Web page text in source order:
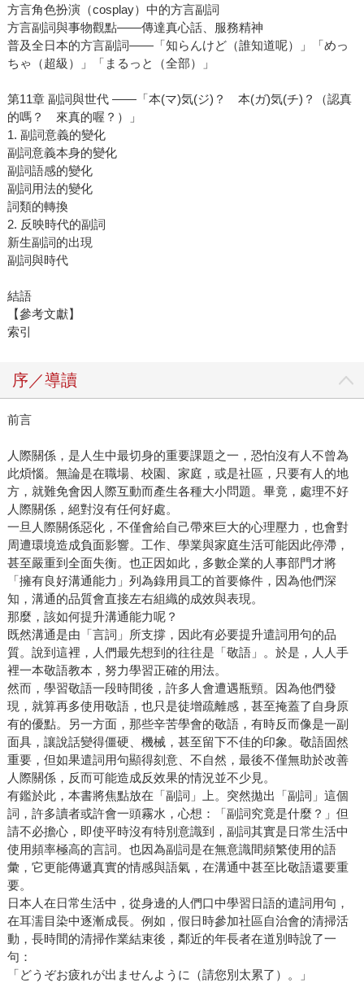
方言角色扮演（cosplay）中的方言副詞
方言副詞與事物觀點――傳達真心話、服務精神
普及全日本的方言副詞――「知らんけど（誰知道呢）」「めっ
ちゃ（超級）」「まるっと（全部）」
第11章 副詞與世代 ――「本(マ)気(ジ)？ 本(ガ)気(チ)？（認真
的嗎？ 來真的喔？）」
1. 副詞意義的變化
副詞意義本身的變化
副詞語感的變化
副詞用法的變化
詞類的轉換
2. 反映時代的副詞
新生副詞的出現
副詞與時代
結語
【參考文獻】
索引
序／導讀
前言
人際關係，是人生中最切身的重要課題之一，恐怕沒有人不曾為
此煩惱。無論是在職場、校園、家庭，或是社區，只要有人的地
方，就難免會因人際互動而產生各種大小問題。畢竟，處理不好
人際關係，絕對沒有任何好處。
一旦人際關係惡化，不僅會給自己帶來巨大的心理壓力，也會對
周遭環境造成負面影響。工作、學業與家庭生活可能因此停滯，
甚至嚴重到全面失衡。也正因如此，多數企業的人事部門才將
「擁有良好溝通能力」列為錄用員工的首要條件，因為他們深
知，溝通的品質會直接左右組織的成效與表現。
那麼，該如何提升溝通能力呢？
既然溝通是由「言詞」所支撐，因此有必要提升遣詞用句的品
質。說到這裡，人們最先想到的往往是「敬語」。於是，人人手
裡一本敬語教本，努力學習正確的用法。
然而，學習敬語一段時間後，許多人會遭遇瓶頸。因為他們發
現，就算再多使用敬語，也只是徒增疏離感，甚至掩蓋了自身原
有的優點。另一方面，那些辛苦學會的敬語，有時反而像是一副
面具，讓說話變得僵硬、機械，甚至留下不佳的印象。敬語固然
重要，但如果遣詞用句顯得刻意、不自然，最後不僅無助於改善
人際關係，反而可能造成反效果的情況並不少見。
有鑑於此，本書將焦點放在「副詞」上。突然拋出「副詞」這個
詞，許多讀者或許會一頭霧水，心想：「副詞究竟是什麼？」但
請不必擔心，即使平時沒有特別意識到，副詞其實是日常生活中
使用頻率極高的言詞。也因為副詞是在無意識間頻繁使用的語
彙，它更能傳遞真實的情感與語氣，在溝通中甚至比敬語還要重
要。
日本人在日常生活中，從身邊的人們口中學習日語的遣詞用句，
在耳濡目染中逐漸成長。例如，假日時參加社區自治會的清掃活
動，長時間的清掃作業結束後，鄰近的年長者在道別時說了一
句：
「どうぞお疲れが出ませんように（請您別太累了）。」